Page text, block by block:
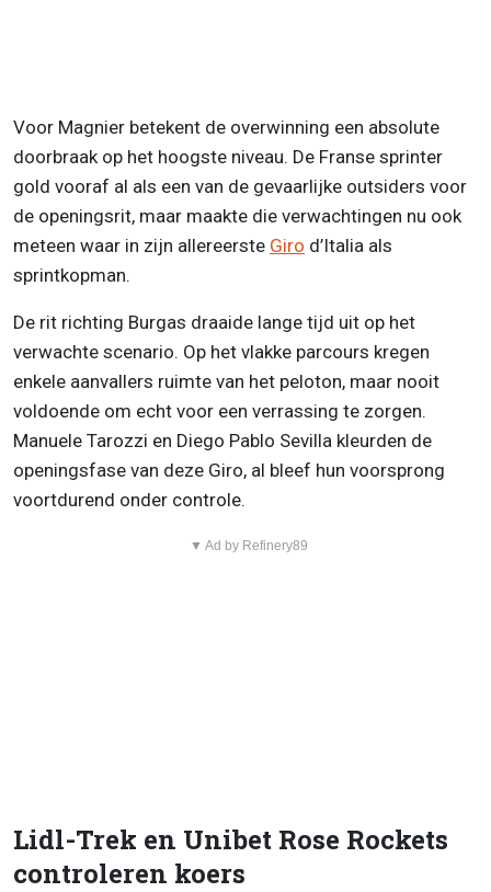
Voor Magnier betekent de overwinning een absolute
doorbraak op het hoogste niveau. De Franse sprinter
gold vooraf al als een van de gevaarlijke outsiders voor
de openingsrit, maar maakte die verwachtingen nu ook
meteen waar in zijn allereerste Giro d’Italia als
sprintkopman.
De rit richting Burgas draaide lange tijd uit op het
verwachte scenario. Op het vlakke parcours kregen
enkele aanvallers ruimte van het peloton, maar nooit
voldoende om echt voor een verrassing te zorgen.
Manuele Tarozzi en Diego Pablo Sevilla kleurden de
openingsfase van deze Giro, al bleef hun voorsprong
voortdurend onder controle.
▼ Ad by Refinery89
Lidl-Trek en Unibet Rose Rockets
controleren koers